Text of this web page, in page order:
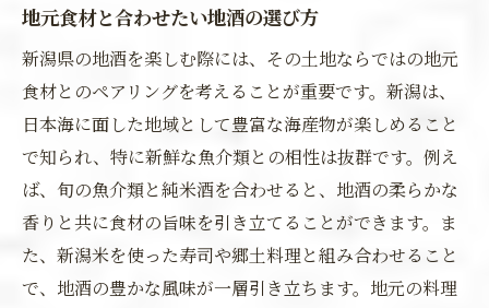
地元食材と合わせたい地酒の選び方
新潟県の地酒を楽しむ際には、その土地ならではの地元
食材とのペアリングを考えることが重要です。新潟は、
日本海に面した地域として豊富な海産物が楽しめること
で知られ、特に新鮮な魚介類との相性は抜群です。例え
ば、旬の魚介類と純米酒を合わせると、地酒の柔らかな
香りと共に食材の旨味を引き立てることができます。ま
た、新潟米を使った寿司や郷土料理と組み合わせること
で、地酒の豊かな風味が一層引き立ちます。地元の料理